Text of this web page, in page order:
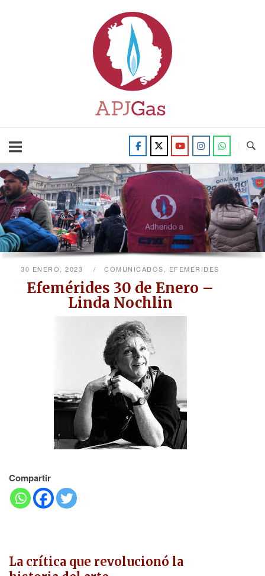
30 ENERO, 2023 COMUNICADOS, EFEMÉRIDES
Efemérides 30 de Enero –
Linda Nochlin
Compartir
La crítica que revolucionó la